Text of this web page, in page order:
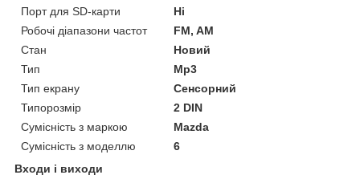
Порт для SD-карти
Ні
Робочі діапазони частот
FM, AM
Стан
Новий
Тип
Mp3
Тип екрану
Сенсорний
Типорозмір
2 DIN
Сумісність з маркою
Mazda
Сумісність з моделлю
6
Входи і виходи